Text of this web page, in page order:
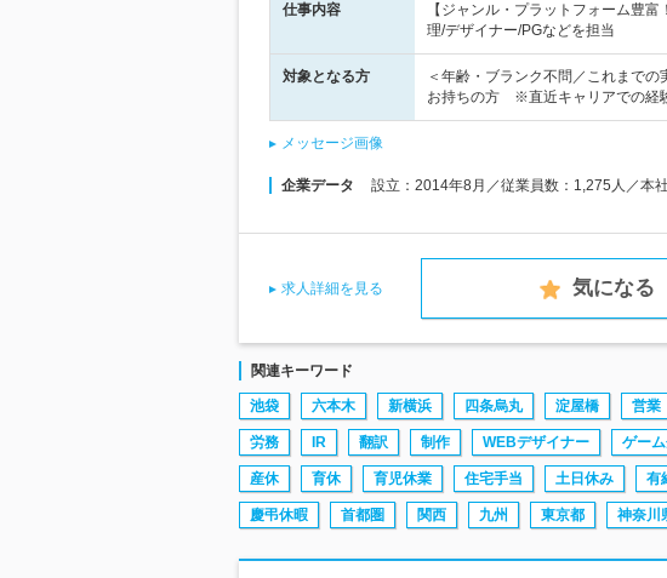
仕事内容
【ジャンル・プラットフォーム豊
理/デザイナー/PGなどを担当
対象となる方
＜年齢・ブランク不問／これまで
お持ちの方 ※直近キャリアでの経
メッセージ画像
企業データ 設立：2014年8月／従業員数：1,275人／本
求人詳細を見る 気になる
関連キーワード
池袋 六本木 新横浜 四条烏丸 淀屋橋 営業
労務 IR 翻訳 制作 WEBデザイナー ゲー
産休 育休 育児休業 住宅手当 土日休み 有
慶弔休暇 首都圏 関西 九州 東京都 神奈川